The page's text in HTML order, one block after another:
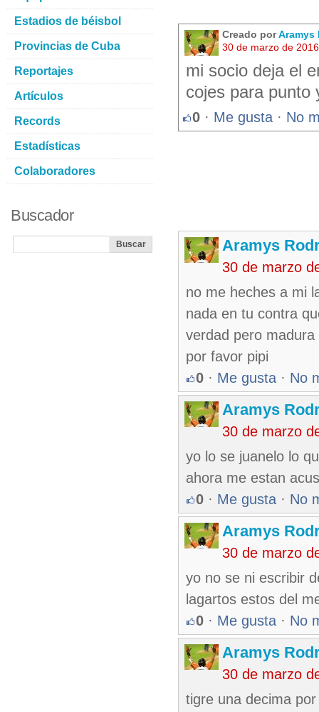
Creado porAramys
30 de marzo de
mi socio deja el
cojes para punto
0 · Me gusta · No
Aramys
30 de marzo
no me heches a mi
nada en tu contra
verdad pero
por favor pipi
0 · Me gusta · No
Aramys
30 de marzo
yo lo se juanelo lo
ahora me estan
0 · Me gusta · No
Aramys
30 de marzo
yo no se ni escribir
lagartos estos del
0 · Me gusta · No
Aramys
30 de marzo
tigre una decima
Estadios de béisbol
Provincias de Cuba
Reportajes
Artículos
Records
Estadísticas
Colaboradores
Buscador